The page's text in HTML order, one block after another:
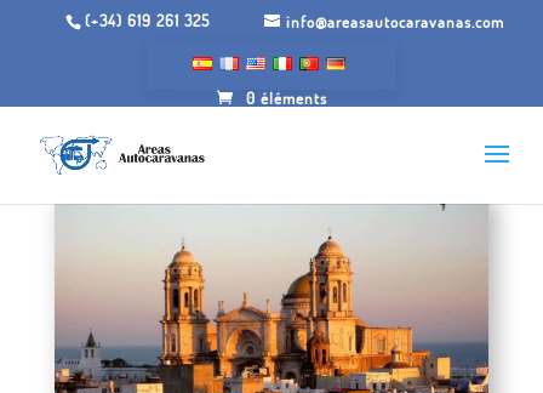
(+34) 619 261 325 info@areasautocaravanas.com
0 éléments